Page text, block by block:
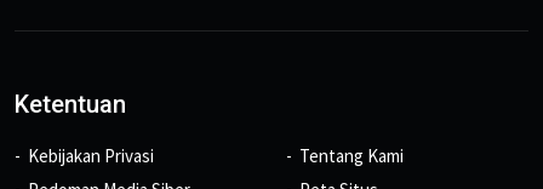
Ketentuan
Kebijakan Privasi
Tentang Kami